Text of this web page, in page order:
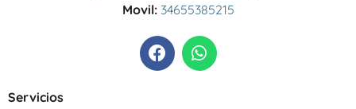
Movil: 34655385215
F
a
c
W
h
a
Servicios